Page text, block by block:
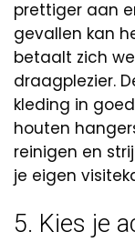
prettiger aan
gevallen kan
betaalt zich
draagplezier.
kleding in
houten
reinigen en
je eigen
5. Kies je